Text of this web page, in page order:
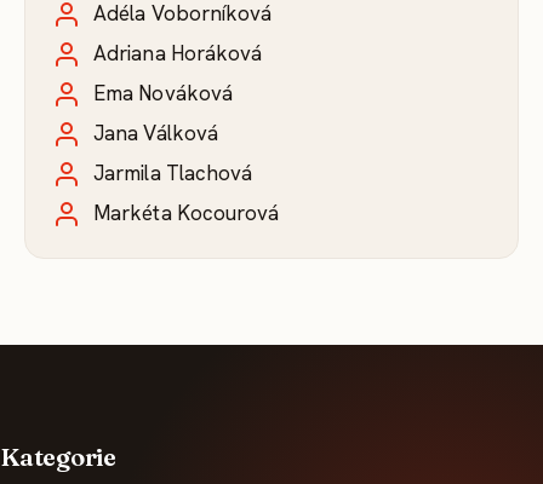
Adéla Voborníková
Adriana Horáková
Ema Nováková
Jana Válková
Jarmila Tlachová
Markéta Kocourová
Kategorie